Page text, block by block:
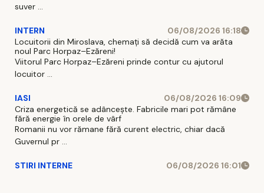
suver ...
INTERN
06/08/2026 16:18
Locuitorii din Miroslava, chemați să decidă cum va arăta
noul Parc Horpaz–Ezăreni!
Viitorul Parc Horpaz–Ezăreni prinde contur cu ajutorul
locuitor ...
IASI
06/08/2026 16:09
Criza energetică se adâncește. Fabricile mari pot rămâne
fără energie în orele de vârf
Romanii nu vor rămane fără curent electric, chiar dacă
Guvernul pr ...
STIRI INTERNE 06/08/2026 16:01